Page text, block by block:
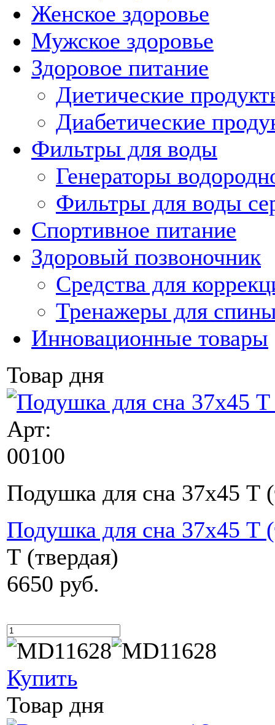
Женское здоровье
Мужское здоровье
Здоровое питание
Диетические
Диабетические
Фильтры для воды
Генераторы
Фильтры для воды
Спортивное питание
Здоровый позвоночник
Средства для
Тренажеры для
Инновационные товары
Товар дня
Арт:
00100
Подушка для сна 37х45 Т
Подушка для сна 37х45 Т
Т (твердая)
6650 руб.
Купить
Товар дня